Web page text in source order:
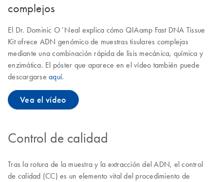
complejos
El Dr. Dominic O´Neal explica cómo QIAamp Fast DNA Tissue
Kit ofrece ADN genómico de muestras tisulares complejas
mediante una combinación rápida de lisis mecánica, química y
enzimática. El póster que aparece en el vídeo también puede
descargarse aquí.
Vea el vídeo
Control de calidad
Tras la rotura de la muestra y la extracción del ADN, el control
de calidad (CC) es un elemento vital del procedimiento de